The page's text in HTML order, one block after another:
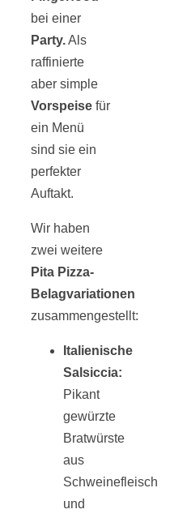
bei einer
Party.Als
raffinierte
aber simple
Vorspeise für
ein Menü
sind sie ein
perfekter
Auftakt.
Wir haben
zwei weitere
Pita Pizza-
Belagvariationen
zusammengestellt:
Italienische
Salsiccia:
Pikant
gewürzte
Bratwürste
aus
Schweinefleisch
und